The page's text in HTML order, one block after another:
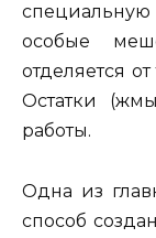
особые
отделяется
Остатки
работы.
Одна из
способ